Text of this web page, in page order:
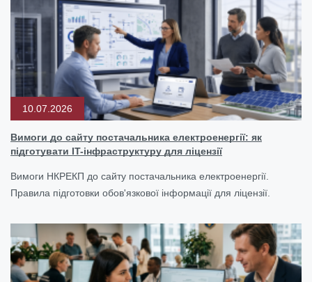
10.07.2026
Вимоги до сайту постачальника електроенергії: як
підготувати IT-інфраструктуру для ліцензії
Вимоги НКРЕКП до сайту постачальника електроенергії.
Правила підготовки обов'язкової інформації для ліцензії.